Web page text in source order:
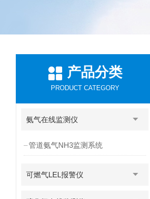
产品分类
PRODUCT CATEGORY
氨气在线监测仪
管道氨气NH3监测系统
可燃气LEL报警仪